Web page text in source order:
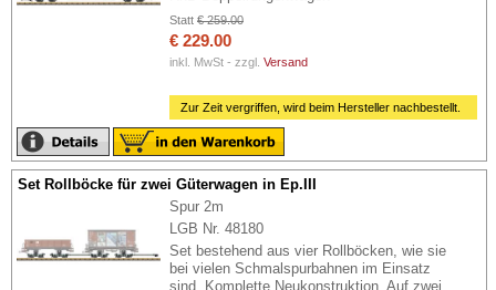
Statt € 259.00
€ 229.00
inkl. MwSt - zzgl. Versand
Zur Zeit vergriffen, wird beim Hersteller nachbestellt.
Set Rollböcke für zwei Güterwagen in Ep.III
Spur 2m
LGB Nr. 48180
Set bestehend aus vier Rollböcken, wie sie
bei vielen Schmalspurbahnen im Einsatz
sind. Komplette Neukonstruktion. Auf zwei